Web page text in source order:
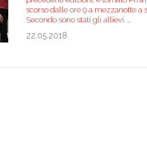
scorso dalle ore 9 a mezzanotte a
Secondo sono stati gli allievi
22.05.2018